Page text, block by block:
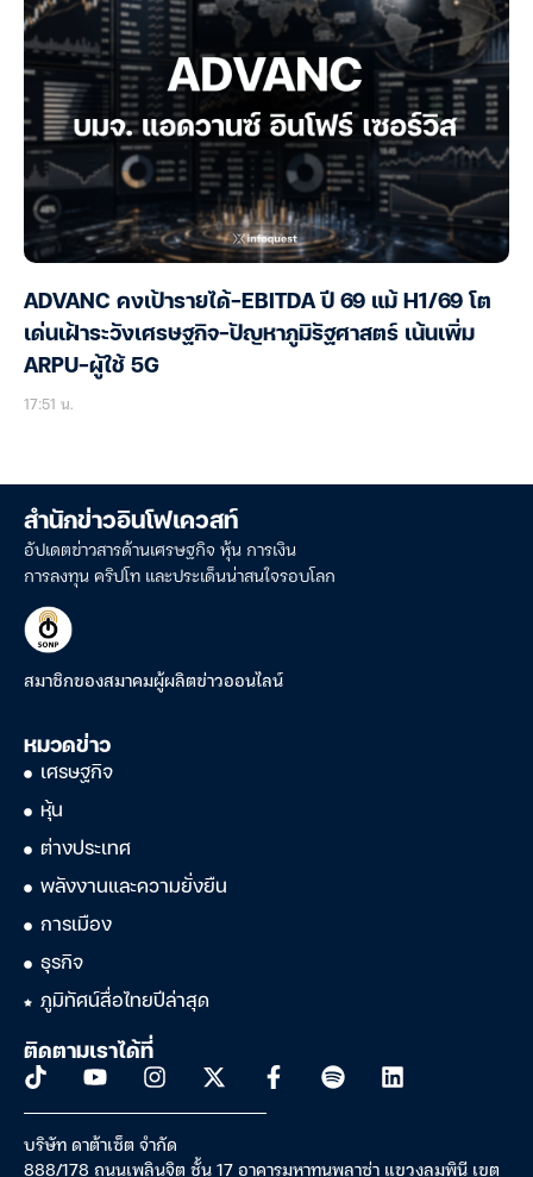
ADVANC คงเป้ารายได้-EBITDA ปี 69 แม้ H1/69 โต
เด่นเฝ้าระวังเศรษฐกิจ-ปัญหาภูมิรัฐศาสตร์ เน้นเพิ่ม
ARPU-ผู้ใช้ 5G
17:51 น.
สำนักข่าวอินโฟเควสท์
อัปเดตข่าวสารด้านเศรษฐกิจ หุ้น การเงิน
การลงทุน คริปโท และประเด็นน่าสนใจรอบโลก
สมาชิกของสมาคมผู้ผลิตข่าวออนไลน์
หมวดข่าว
เศรษฐกิจ
หุ้น
ต่างประเทศ
พลังงานและความยั่งยืน
การเมือง
ธุรกิจ
ภูมิทัศน์สื่อไทยปีล่าสุด
ติดตามเราได้ที่
บริษัท ดาต้าเซ็ต จำกัด
888/178 ถนนเพลินจิต ชั้น 17 อาคารมหาทุนพลาซ่า แขวงลุมพินี เขต